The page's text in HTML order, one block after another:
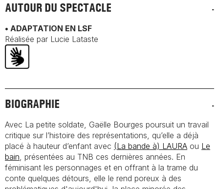
AUTOUR DU SPECTACLE
• ADAPTATION EN LSF
Réalisée par Lucie Lataste
BIOGRAPHIE
Avec La petite soldate, Gaëlle Bourges poursuit un travail
critique sur l’histoire des représentations, qu’elle a déjà
placé à hauteur d’enfant avec (La bande à) LAURA ou Le
bain, présentées au TNB ces dernières années. En
féminisant les personnages et en offrant à la trame du
conte quelques détours, elle le rend poreux à des